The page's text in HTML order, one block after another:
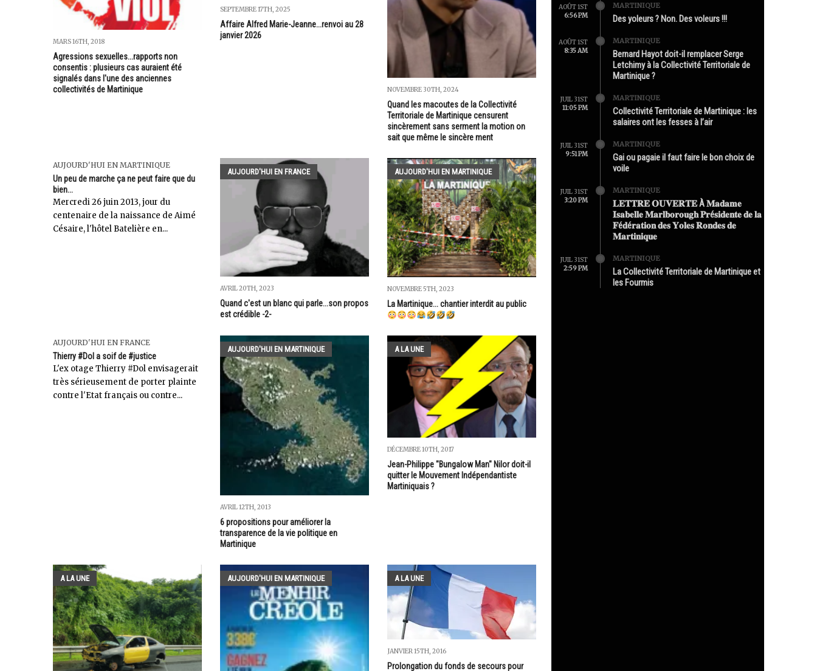
MARS 16TH, 2018
Agressions sexuelles...rapports non
consentis : plusieurs cas auraient été
signalés dans l'une des anciennes
collectivités de Martinique
SEPTEMBRE 17TH, 2025
Affaire Alfred Marie-Jeanne...renvoi au 28
janvier 2026
NOVEMBRE 30TH, 2024
Quand les macoutes de la Collectivité
Territoriale de Martinique censurent
sincèrement sans serment la motion on
sait que même le sincère ment
AUJOURD'HUI EN MARTINIQUE
Un peu de marche ça ne peut faire que du
bien...
Mercredi 26 juin 2013, jour du
centenaire de la naissance de Aimé
Césaire, l'hôtel Batelière en...
AUJOURD'HUI EN FRANCE
AVRIL 20TH, 2023
Quand c'est un blanc qui parle...son propos
est crédible -2-
AUJOURD'HUI EN MARTINIQUE
NOVEMBRE 5TH, 2023
La Martinique... chantier interdit au public
AUJOURD'HUI EN FRANCE
Thierry #Dol a soif de #justice
L'ex otage Thierry #Dol envisagerait
très sérieusement de porter plainte
contre l'Etat français ou contre...
AUJOURD'HUI EN MARTINIQUE
AVRIL 12TH, 2013
6 propositions pour améliorer la
transparence de la vie politique en
Martinique
A LA UNE
DÉCEMBRE 10TH, 2017
Jean-Philippe "Bungalow Man" Nilor doit-il
quitter le Mouvement Indépendantiste
Martiniquais ?
A LA UNE AUJOURD'HUI EN MARTINIQUE A LA UNE
JANVIER 15TH, 2016
Prolongation du fonds de secours pour
AOÛT 1ST
6:56 PM
MARTINIQUE
Des yoleurs ? Non. Des voleurs !!!
AOÛT 1ST
8:35 AM
MARTINIQUE
Bernard Hayot doit-il remplacer Serge
Letchimy à la Collectivité Territoriale de
Martinique ?
JUIL 31ST
11:05 PM
MARTINIQUE
Collectivité Territoriale de Martinique : les
salaires ont les fesses à l’air
JUIL 31ST
9:51 PM
MARTINIQUE
Gai ou pagaie il faut faire le bon choix de
voile
JUIL 31ST
3:20 PM
MARTINIQUE
𝐋𝐄𝐓𝐓𝐑𝐄 𝐎𝐔𝐕𝐄𝐑𝐓𝐄 À 𝐌𝐚𝐝𝐚𝐦𝐞
𝐈𝐬𝐚𝐛𝐞𝐥𝐥𝐞 𝐌𝐚𝐫𝐥𝐛𝐨𝐫𝐨𝐮𝐠𝐡 𝐏𝐫é𝐬𝐢𝐝𝐞𝐧𝐭𝐞 𝐝𝐞 𝐥𝐚
𝐅é𝐝é𝐫𝐚𝐭𝐢𝐨𝐧 𝐝𝐞𝐬 𝐘𝐨𝐥𝐞𝐬 𝐑𝐨𝐧𝐝𝐞𝐬 𝐝𝐞
𝐌𝐚𝐫𝐭𝐢𝐧𝐢𝐪𝐮𝐞
JUIL 31ST
2:59 PM
MARTINIQUE
La Collectivité Territoriale de Martinique et
les Fourmis